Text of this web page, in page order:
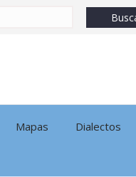
Mapas Dialectos